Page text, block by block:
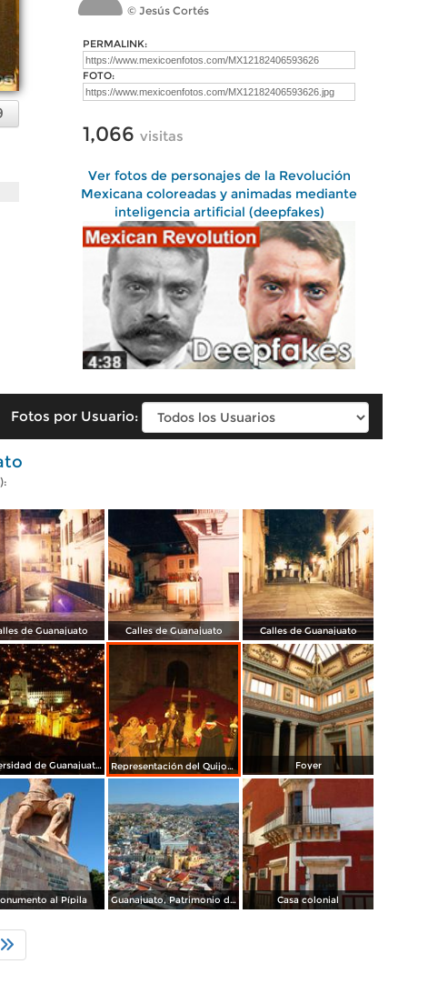
© Jesús Cortés
PERMALINK:
FOTO:
1,066 visitas
Ver fotos de personajes de la Revolución
Mexicana coloreadas y animadas mediante
inteligencia artificial (deepfakes)
Fotos por Usuario:
de Guanajuato Calles de Guanajuato Calles de Guanajuato
Universidad de Guanajuato y Basílica Representación del Quijote de la Mancha Foyer
al Pípila Guanajuato, Patrimonio de la Humanidad Casa colonial